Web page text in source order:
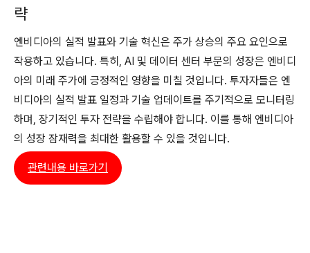
략
엔비디아의 실적 발표와 기술 혁신은 주가 상승의 주요 요인으로
작용하고 있습니다. 특히, AI 및 데이터 센터 부문의 성장은 엔비디
아의 미래 주가에 긍정적인 영향을 미칠 것입니다. 투자자들은 엔
비디아의 실적 발표 일정과 기술 업데이트를 주기적으로 모니터링
하며, 장기적인 투자 전략을 수립해야 합니다. 이를 통해 엔비디아
의 성장 잠재력을 최대한 활용할 수 있을 것입니다.
관련내용 바로가기